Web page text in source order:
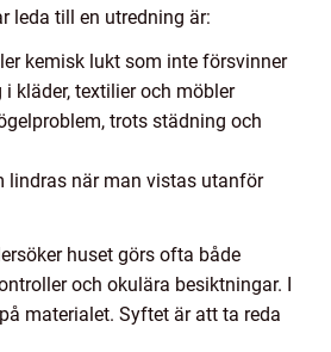
leda till en utredning är:
kemisk lukt som inte försvinner
kläder, textilier och möbler
trots städning och
lindras när man vistas utanför
huset görs ofta både
och okulära besiktningar. I
materialet. Syftet är att ta reda